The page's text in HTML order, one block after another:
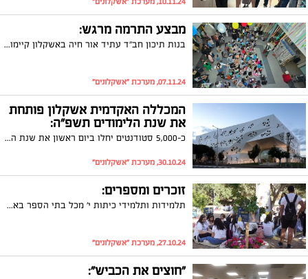
מבצע התרמה מרגש:
בנות תיכון חב"ד עתיד אור חיה באשקלון קיימו הפנינג מיוחד לילדים, במטרה לגייס תרומות לרכישת תרופה יקרה עבור בתה של מורתם האהובה
07.11.24, מערכת "אשקלונים"
המכללה האקדמית אשקלון פותחת
את שנת הלימודים תשפ"ה:
כ-5,000 סטודנטים יחלו ביום ראשון את שנת הלימודים האקדמית תשפ"ה במכללה האקדמית אשקלון. המכללה השיקה מבנה חדש בעלות של למעלה מ-100 מיליון ש"ח, מרכז חוסן ייעודי ומילגה חברתית מיוחדת. ההטבות למשרתי המילואים ובני משפחותיהם יימשכו גם השנה.
30.10.24, מערכת "אשקלונים"
זוכרים ומספרים:
תלמידות ותלמידי כיתות י' מכל בתי הספר באשקלון החלו היום במעגלי שיח בחורשת הנופלים לציון יום האבל הלאומי לנרצחי וחללי השבעה באוקטובר ומלחמת חרבות ברזל.
27.10.24, מערכת "אשקלונים"
"חוצים את הכביש":